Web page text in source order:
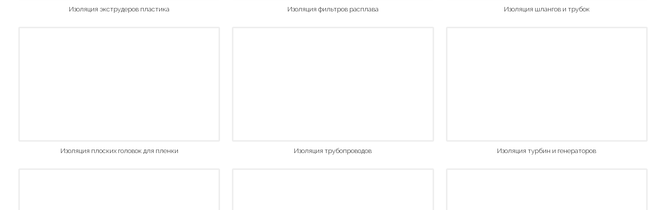
Изоляция экструдеров пластика Изоляция фильтров расплава Изоляция шлангов и трубок
Изоляция плоских головок для пленки Изоляция трубопроводов Изоляция турбин и генераторов